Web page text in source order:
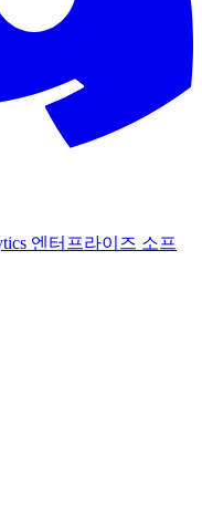
엔터프라이즈 소프